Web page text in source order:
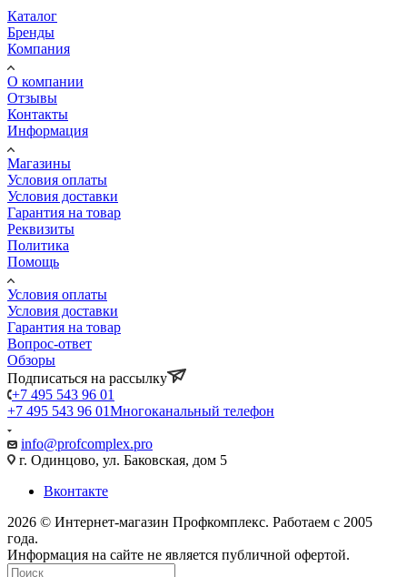
Каталог
Бренды
Компания
О компании
Отзывы
Контакты
Информация
Магазины
Условия оплаты
Условия доставки
Гарантия на товар
Реквизиты
Политика
Помощь
Условия оплаты
Условия доставки
Гарантия на товар
Вопрос-ответ
Обзоры
Подписаться на рассылку
+7 495 543 96 01
+7 495 543 96 01Многоканальный телефон
info@profcomplex.pro
г. Одинцово, ул. Баковская, дом 5
Вконтакте
2026 © Интернет-магазин Профкомплекс. Работаем с 2005
года.
Информация на сайте не является публичной офертой.